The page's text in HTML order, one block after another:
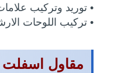
• توريد وتركيب
• تركيب اللوحات
مقاول اسفلت